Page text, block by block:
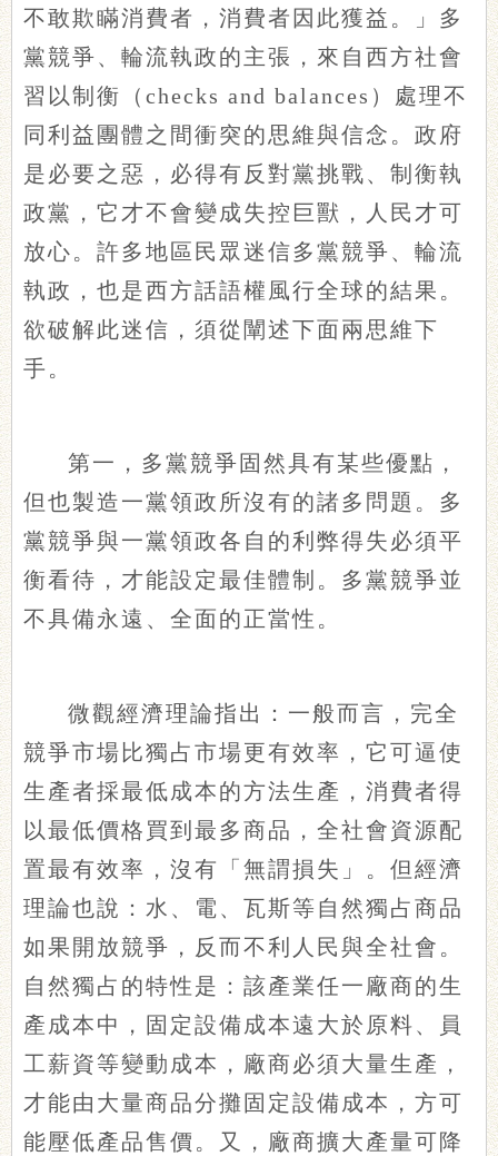
不敢欺瞞消費者，消費者因此獲益。」多
黨競爭、輪流執政的主張，來自西方社會
習以制衡（checks and balances）處理不
同利益團體之間衝突的思維與信念。政府
是必要之惡，必得有反對黨挑戰、制衡執
政黨，它才不會變成失控巨獸，人民才可
放心。許多地區民眾迷信多黨競爭、輪流
執政，也是西方話語權風行全球的結果。
欲破解此迷信，須從闡述下面兩思維下
手。
第一，多黨競爭固然具有某些優點，
但也製造一黨領政所沒有的諸多問題。多
黨競爭與一黨領政各自的利弊得失必須平
衡看待，才能設定最佳體制。多黨競爭並
不具備永遠、全面的正當性。
微觀經濟理論指出：一般而言，完全
競爭市場比獨占市場更有效率，它可逼使
生產者採最低成本的方法生產，消費者得
以最低價格買到最多商品，全社會資源配
置最有效率，沒有「無謂損失」。但經濟
理論也說：水、電、瓦斯等自然獨占商品
如果開放競爭，反而不利人民與全社會。
自然獨占的特性是：該產業任一廠商的生
產成本中，固定設備成本遠大於原料、員
工薪資等變動成本，廠商必須大量生產，
才能由大量商品分攤固定設備成本，方可
能壓低產品售價。又，廠商擴大產量可降